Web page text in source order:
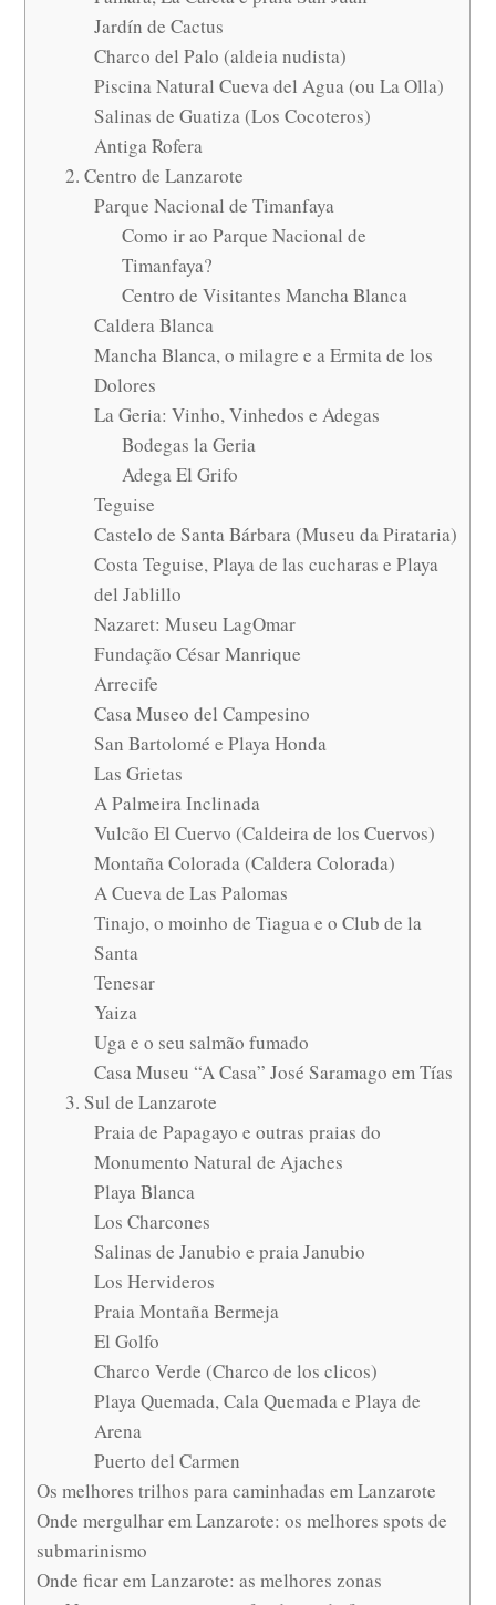
Jardín de Cactus
Charco del Palo (aldeia nudista)
Piscina Natural Cueva del Agua (ou La Olla)
Salinas de Guatiza (Los Cocoteros)
Antiga Rofera
2. Centro de Lanzarote
Parque Nacional de Timanfaya
Como ir ao Parque Nacional de
Timanfaya?
Centro de Visitantes Mancha Blanca
Caldera Blanca
Mancha Blanca, o milagre e a Ermita de los
Dolores
La Geria: Vinho, Vinhedos e Adegas
Bodegas la Geria
Adega El Grifo
Teguise
Castelo de Santa Bárbara (Museu da Pirataria)
Costa Teguise, Playa de las cucharas e Playa
del Jablillo
Nazaret: Museu LagOmar
Fundação César Manrique
Arrecife
Casa Museo del Campesino
San Bartolomé e Playa Honda
Las Grietas
A Palmeira Inclinada
Vulcão El Cuervo (Caldeira de los Cuervos)
Montaña Colorada (Caldera Colorada)
A Cueva de Las Palomas
Tinajo, o moinho de Tiagua e o Club de la
Santa
Tenesar
Yaiza
Uga e o seu salmão fumado
Casa Museu “A Casa” José Saramago em Tías
3. Sul de Lanzarote
Praia de Papagayo e outras praias do
Monumento Natural de Ajaches
Playa Blanca
Los Charcones
Salinas de Janubio e praia Janubio
Los Hervideros
Praia Montaña Bermeja
El Golfo
Charco Verde (Charco de los clicos)
Playa Quemada, Cala Quemada e Playa de
Arena
Puerto del Carmen
Os melhores trilhos para caminhadas em Lanzarote
Onde mergulhar em Lanzarote: os melhores spots de
submarinismo
Onde ficar em Lanzarote: as melhores zonas